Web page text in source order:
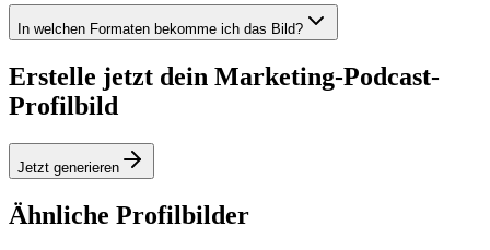
In welchen Formaten bekomme ich das Bild?
Erstelle jetzt dein Marketing-Podcast-
Profilbild
Jetzt generieren
Ähnliche Profilbilder